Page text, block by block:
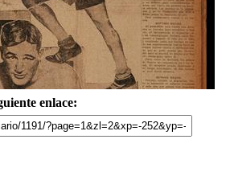
enlace: